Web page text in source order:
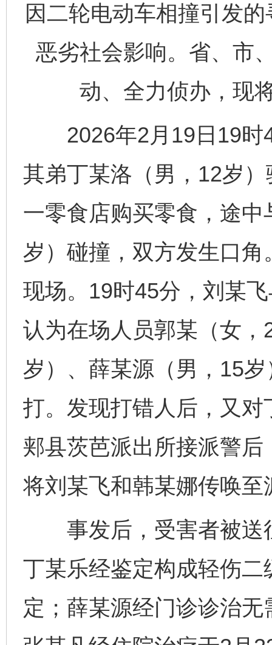
因二轮电动车相撞引发
恶劣社会影响。省、市
动、全力侦办，现
2026年2月19日19时
其弟丁某洛（男，12岁
一零食店购买零食，途
岁）碰撞，双方发生口
现场。19时45分，刘某
认为在场人员郭某（女
岁）、薛某源（男，15
打。发现打错人后，又
郏县茨芭派出所接派警
将刘某飞和韩某娜传唤
事发后，受害者被送
丁某乐经鉴定构成轻伤
定；薛某源经门诊诊治